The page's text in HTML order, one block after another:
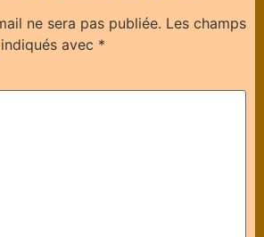
ne sera pas publiée. Les champs
avec *